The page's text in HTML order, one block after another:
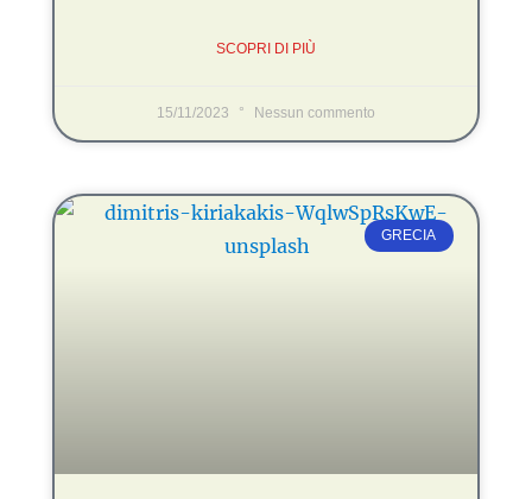
SCOPRI DI PIÙ
15/11/2023 Nessun commento
GRECIA